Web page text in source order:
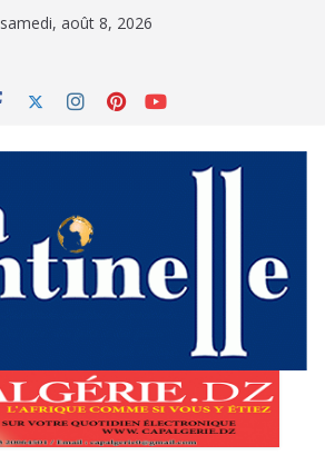
samedi, août 8, 2026